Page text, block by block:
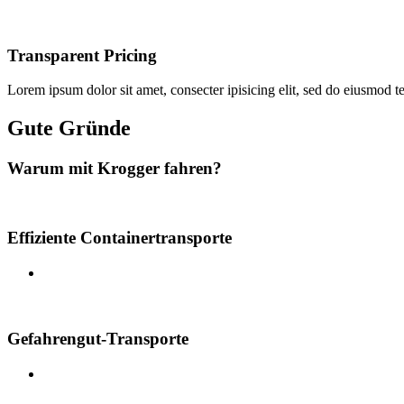
Transparent Pricing
Lorem ipsum dolor sit amet, consecter ipisicing elit, sed do eiusmod
Gute Gründe
Warum mit Krogger fahren?
Effiziente Containertransporte
Gefahrengut-Transporte